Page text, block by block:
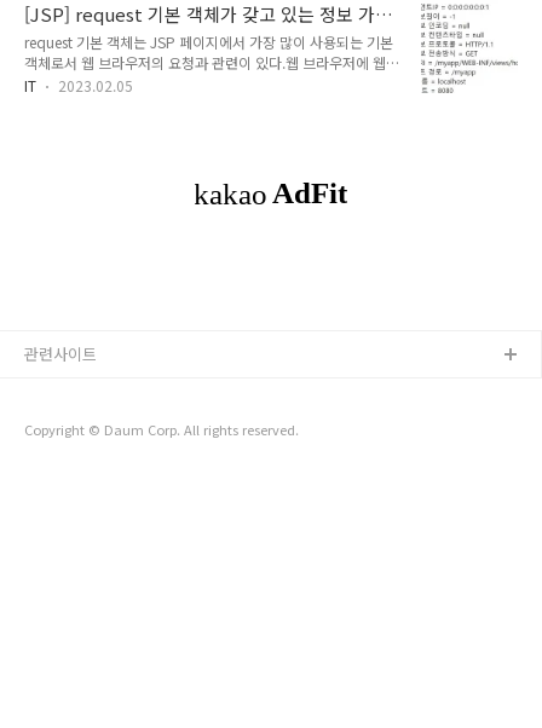
[JSP] request 기본 객체가 갖고 있는 정보 가
져오는 메서드
request 기본 객체는 JSP 페이지에서 가장 많이 사용되는 기본
객체로서 웹 브라우저의 요청과 관련이 있다.웹 브라우저에 웹
사이트의 주소를 입력하면, 웹 브라우저는 해당 웹 서버에 연결
청정보 전송방식 = 요청 URI = 컨텍스트 경로 = 서버 이름 = 서
IT 2023.02.05
Copyright © Daum Corp. All rights reserved.
관련사이트